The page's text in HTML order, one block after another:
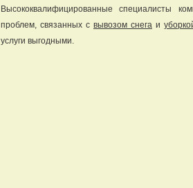
Высококвалифицированные специалисты
проблем, связанных с вывозом снега и
услуги выгодными.